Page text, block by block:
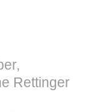
Rettinger